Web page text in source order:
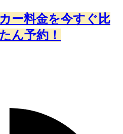
ー料金を今すぐ比
ん予約！